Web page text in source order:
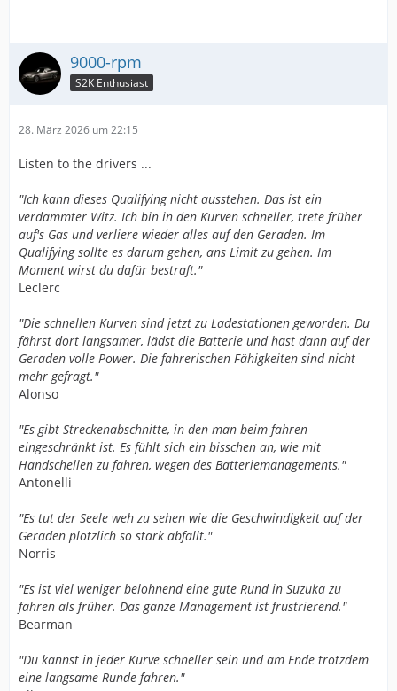
9000-rpm
S2K Enthusiast
28. März 2026 um 22:15
Listen to the drivers ...
"Ich kann dieses Qualifying nicht ausstehen. Das ist ein
verdammter Witz. Ich bin in den Kurven schneller, trete früher
auf's Gas und verliere wieder alles auf den Geraden. Im
Qualifying sollte es darum gehen, ans Limit zu gehen. Im
Moment wirst du dafür bestraft."
Leclerc
"Die schnellen Kurven sind jetzt zu Ladestationen geworden. Du
fährst dort langsamer, lädst die Batterie und hast dann auf der
Geraden volle Power. Die fahrerischen Fähigkeiten sind nicht
mehr gefragt."
Alonso
"Es gibt Streckenabschnitte, in den man beim fahren
eingeschränkt ist. Es fühlt sich ein bisschen an, wie mit
Handschellen zu fahren, wegen des Batteriemanagements."
Antonelli
"Es tut der Seele weh zu sehen wie die Geschwindigkeit auf der
Geraden plötzlich so stark abfällt."
Norris
"Es ist viel weniger belohnend eine gute Rund in Suzuka zu
fahren als früher. Das ganze Management ist frustrierend."
Bearman
"Du kannst in jeder Kurve schneller sein und am Ende trotzdem
eine langsame Runde fahren."